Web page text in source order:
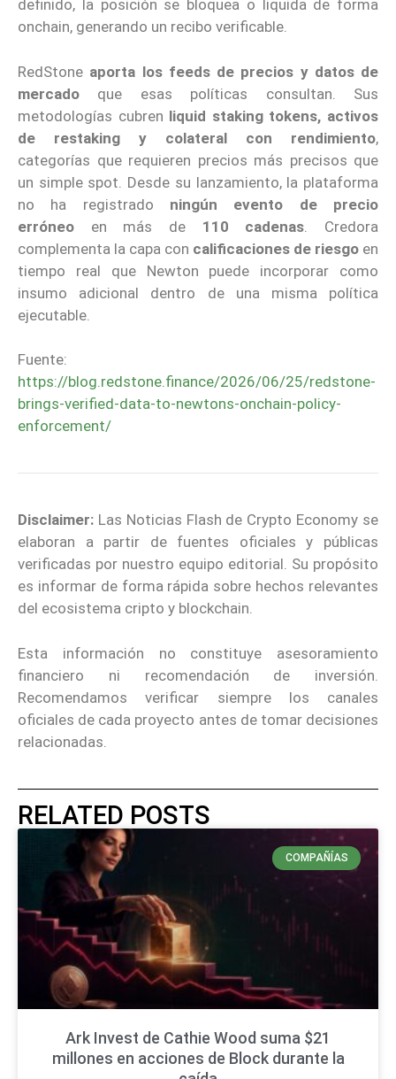
definido, la posición se bloquea o liquida de forma
onchain, generando un recibo verificable.
RedStone aporta los feeds de precios y datos de
mercado que esas políticas consultan. Sus
metodologías cubren liquid staking tokens, activos
de restaking y colateral con rendimiento,
categorías que requieren precios más precisos que
un simple spot. Desde su lanzamiento, la plataforma
no ha registrado ningún evento de precio
erróneo en más de 110 cadenas . Credora
complementa la capa con calificaciones de riesgo en
tiempo real que Newton puede incorporar como
insumo adicional dentro de una misma política
ejecutable.
Fuente:
https://blog.redstone.finance/2026/06/25/redstone-
brings-verified-data-to-newtons-onchain-policy-
enforcement/
Disclaimer: Las Noticias Flash de Crypto Economy se
elaboran a partir de fuentes oficiales y públicas
verificadas por nuestro equipo editorial. Su propósito
es informar de forma rápida sobre hechos relevantes
del ecosistema cripto y blockchain.
Esta información no constituye asesoramiento
financiero ni recomendación de inversión.
Recomendamos verificar siempre los canales
oficiales de cada proyecto antes de tomar decisiones
relacionadas.
RELATED POSTS
COMPAÑÍAS
Ark Invest de Cathie Wood suma $21
millones en acciones de Block durante la